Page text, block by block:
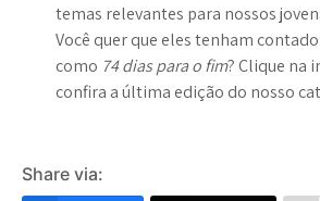
temas relevantes para nossos
Você quer que eles tenham
como 74 dias para o fim? Clique na
confira a última edição do nosso
Share via: